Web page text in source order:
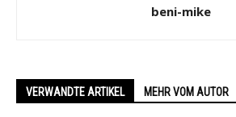
beni-mike
VERWANDTE ARTIKEL MEHR VOM AUTOR